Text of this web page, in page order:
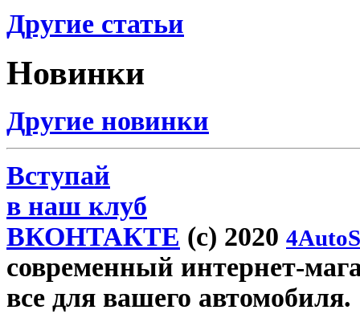
Другие статьи
Новинки
Другие новинки
Вступай
в наш клуб
ВКОНТАКТЕ (c) 2020
современный интернет-
все для вашего автомобиля.